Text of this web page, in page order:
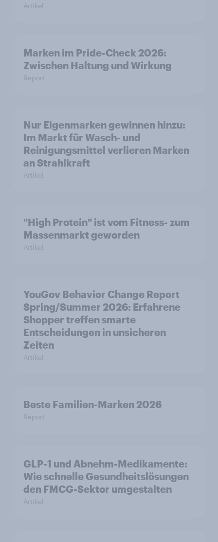
Artikel
Marken im Pride-Check 2026:
Zwischen Haltung und Wirkung
Report
Nur Eigenmarken gewinnen hinzu:
Im Markt für Wasch- und
Reinigungsmittel verlieren Marken
an Strahlkraft
Artikel
"High Protein" ist vom Fitness- zum
Massenmarkt geworden
Artikel
YouGov Behavior Change Report
Spring/Summer 2026: Erfahrene
Shopper treffen smarte
Entscheidungen in unsicheren
Zeiten
Artikel
Beste Familien-Marken 2026
Report
GLP-1 und Abnehm-Medikamente:
Wie schnelle Gesundheitslösungen
den FMCG-Sektor umgestalten
Artikel